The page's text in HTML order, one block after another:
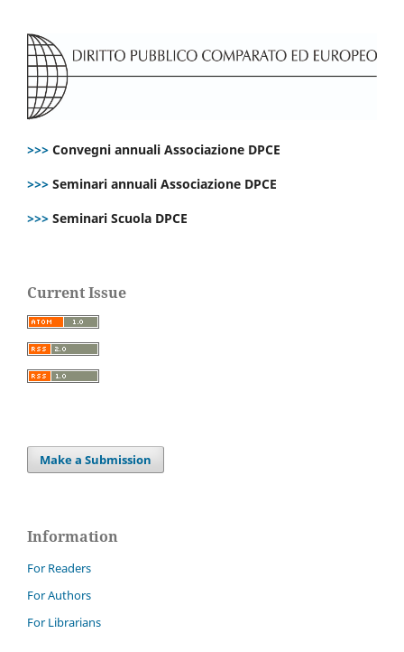
>>> Convegni annuali Associazione DPCE
>>> Seminari annuali Associazione DPCE
>>> Seminari Scuola DPCE
Current Issue
Make a Submission
Information
For Readers
For Authors
For Librarians